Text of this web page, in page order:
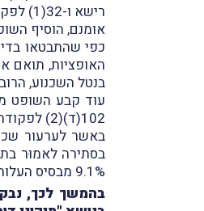
רישא ו-32(1) לפקודה, ולפיכך, ככלל יש לראות עלות זו כחלק מבסיס העלות במסגרת עסקה מסוג קוסט פלוס.
אומנם, הוסיף
כפי שהתבטאו
האופציות, תואם
בנטל השכנוע,
עוד קבע השופט
102(ד)(2) לפקודה המהווה הֶסדר ספציפי השולל באופן מפורש את ניכויָה של עלות הקצאת האופציות כאמור.
באשר לערעור
9.1% מבסיס העלות
בהמשך לכך,